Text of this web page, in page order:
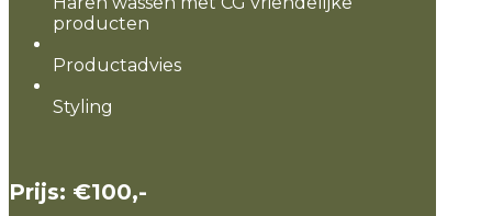
producten
Productadvies
Styling
Prijs: €100,-